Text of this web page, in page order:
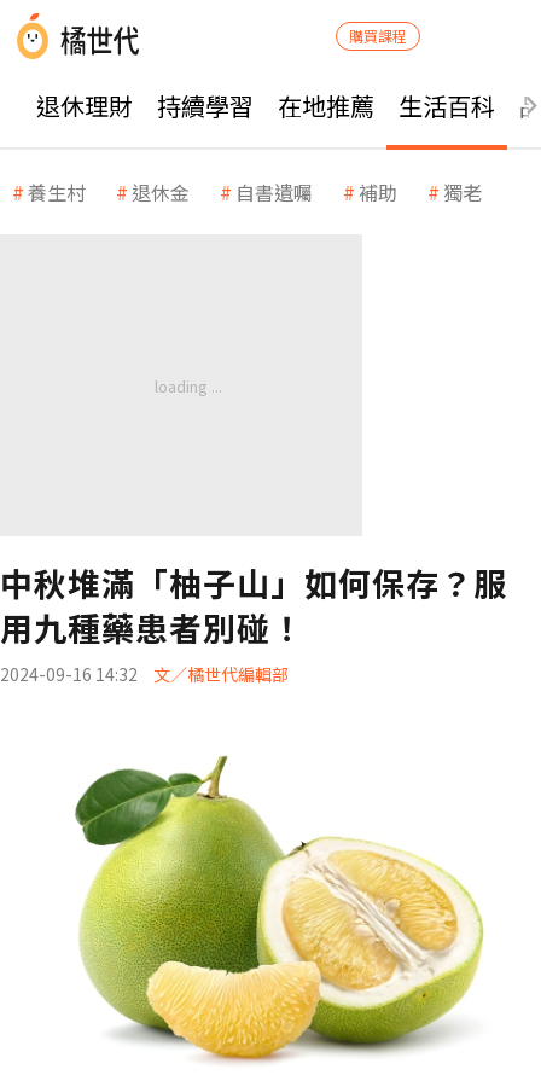
購買課程
退休理財 持續學習 在地推薦 生活百科
養生村 退休金 自書遺囑 補助 獨老
中秋堆滿「柚子山」如何保存？服
用九種藥患者別碰！
2024-09-16 14:32 文／橘世代編輯部